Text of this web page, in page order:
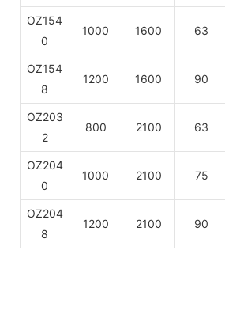
OZ154
0
1000 1600 63
OZ154
8
1200 1600 90
OZ203
2
800 2100 63
OZ204
0
1000 2100 75
OZ204
8
1200 2100 90